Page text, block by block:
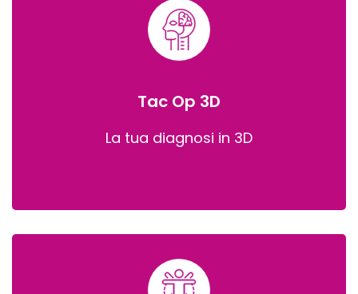
Tac Op 3D
La tua diagnosi in 3D